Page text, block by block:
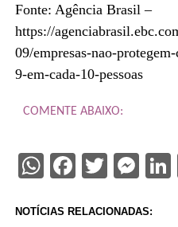
Fonte: Agência Brasil –
https://
09/empresas-nao-
9-em-cada-10-pessoas
COMENTE ABAIXO:
WhatsApp
Facebook
NOTÍCIAS RELACIONADAS: